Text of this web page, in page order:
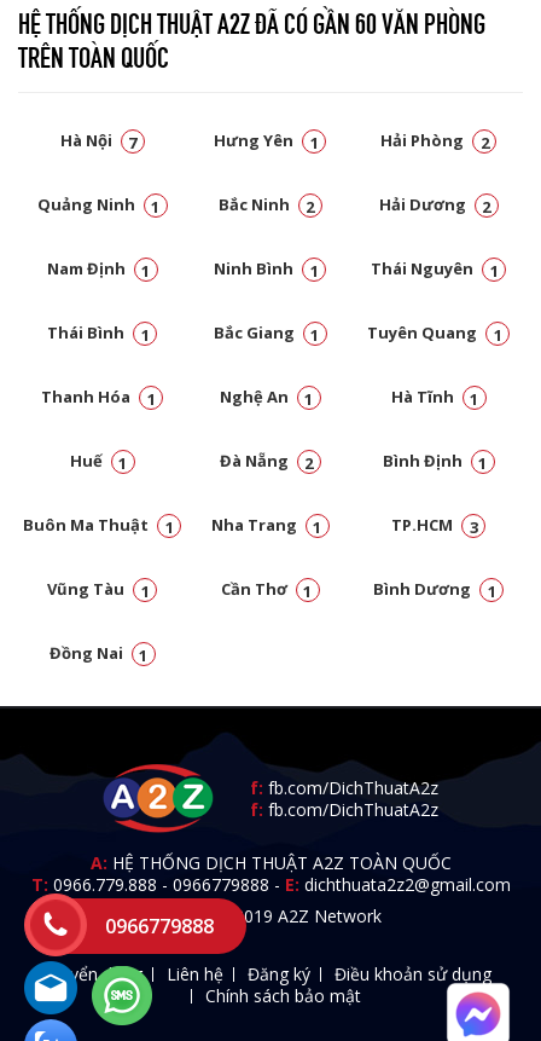
HỆ THỐNG DỊCH THUẬT A2Z ĐÃ CÓ GẦN 60 VĂN PHÒNG
TRÊN TOÀN QUỐC
Hà Nội 7 Hưng Yên 1 Hải Phòng 2
Quảng Ninh 1 Bắc Ninh 2 Hải Dương 2
Nam Định 1 Ninh Bình 1 Thái Nguyên 1
Thái Bình 1 Bắc Giang 1 Tuyên Quang 1
Thanh Hóa 1 Nghệ An 1 Hà Tĩnh 1
Huế 1 Đà Nẵng 2 Bình Định 1
Buôn Ma Thuật 1 Nha Trang 1 TP.HCM 3
Vũng Tàu 1 Cần Thơ 1 Bình Dương 1
Đồng Nai 1
f: fb.com/DichThuatA2z
f: fb.com/DichThuatA2z
A: HỆ THỐNG DỊCH THUẬT A2Z TOÀN QUỐC
T: 0966.779.888 - 0966779888 - E: dichthuata2z2@gmail.com
© 2009 - 2019 A2Z Network
Tuyển dụng Liên hệ Đăng ký
Điều khoản sử dụng
Chính sách bảo mật
0966779888